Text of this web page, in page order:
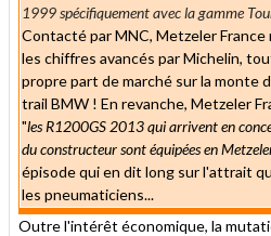
1999 spécifiquement avec la gamme
Contacté par MNC, Metzeler
les chiffres avancés par Michelin,
propre part de marché sur la monte
trail BMW ! En revanche, Metzeler
"les R1200GS 2013 qui arrivent en
du constructeur sont équipées en
épisode qui en dit long sur l'attrait
les pneumaticiens...
Outre l'intérêt économique, la